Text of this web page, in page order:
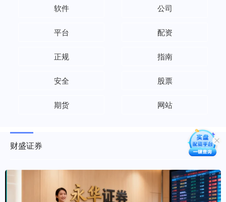
软件 公司
平台 配资
正规 指南
安全 股票
期货 网站
财盛证券